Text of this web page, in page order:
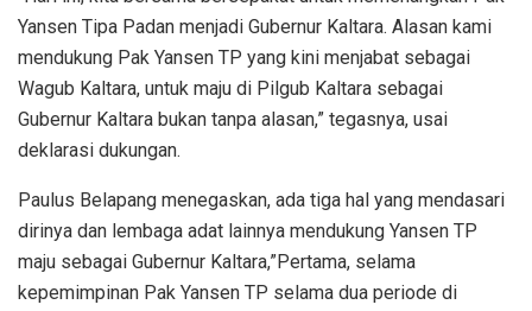
Yansen Tipa Padan menjadi Gubernur Kaltara. Alasan kami
mendukung Pak Yansen TP yang kini menjabat sebagai
Wagub Kaltara, untuk maju di Pilgub Kaltara sebagai
Gubernur Kaltara bukan tanpa alasan,” tegasnya, usai
deklarasi dukungan.
Paulus Belapang menegaskan, ada tiga hal yang mendasari
dirinya dan lembaga adat lainnya mendukung Yansen TP
maju sebagai Gubernur Kaltara,”Pertama, selama
kepemimpinan Pak Yansen TP selama dua periode di